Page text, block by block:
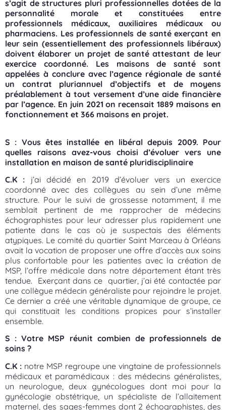
s’agit de structures pluri professionnelles dotées de la
personnalité morale et constituées entre
professionnels médicaux, auxiliaires médicaux ou
pharmaciens. Les professionnels de santé exerçant en
leur sein (essentiellement des professionnels libéraux)
doivent élaborer un projet de santé attestant de leur
exercice coordonné. Les maisons de santé sont
appelées à conclure avec l’agence régionale de santé
un contrat pluriannuel d’objectifs et de moyens
préalablement à tout versement d’une aide financière
par l’agence. En juin 2021 on recensait 1889 maisons en
fonctionnement et 366 maisons en projet.
S : Vous êtes installée en libéral depuis 2009. Pour
quelles raisons avez-vous choisi d’évoluer vers une
installation en maison de santé pluridisciplinaire
C.K : j’ai décidé en 2019 d’évoluer vers un exercice
coordonné avec des collègues au sein d’une même
structure. Pour le suivi de grossesse notamment, il me
semblait pertinent de me rapprocher de médecins
échographistes pour leur adresser plus rapidement une
patiente dans le cas où je suspectais des éléments
atypiques. Le comité du quartier Saint Marceau à Orléans
avait la vocation de proposer une offre d’accès aux soins
plus confortable pour les patientes avec la création de
MSP, l’offre médicale dans notre département étant très
tendue. Exerçant dans ce quartier, j’ai été contactée par
une collègue médecin généraliste pour rejoindre le projet.
Ce dernier a créé une véritable dynamique de groupe, ce
qui constituait les conditions propices pour s’installer
ensemble.
S : Votre MSP réunit combien de professionnels de
soins ?
C.K : notre MSP regroupe une vingtaine de professionnels
médicaux et paramédicaux : des médecins généralistes,
un neurologue, deux gynécologues dont moi pour la
gynécologie obstétrique, un spécialiste de l’allaitement
maternel, des sages-femmes dont 2 échographistes, des